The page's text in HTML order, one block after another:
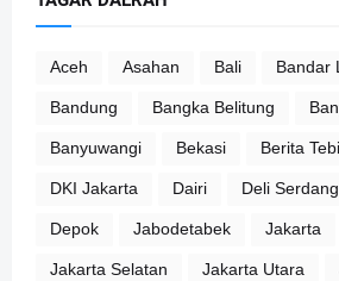
Aceh Asahan Bali Bandar
Bandung Bangka Belitung
Banyuwangi Bekasi Berita
DKI Jakarta Dairi Deli Serdang
Depok Jabodetabek Jakarta
Jakarta Selatan Jakarta Utara